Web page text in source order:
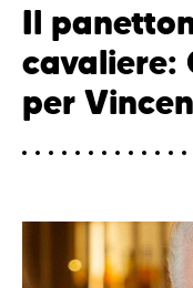
Il
cavaliere:
per